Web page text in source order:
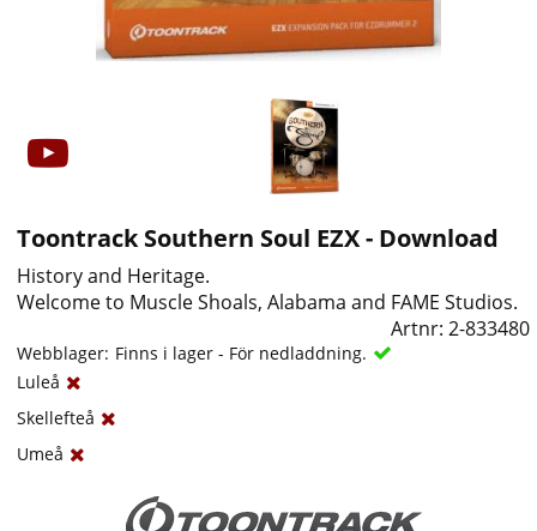
Toontrack Southern Soul EZX - Download
History and Heritage.
Welcome to Muscle Shoals, Alabama and FAME Studios.
Artnr:2-833480
Webblager: Finns i lager - För nedladdning.
Luleå
Skellefteå
Umeå